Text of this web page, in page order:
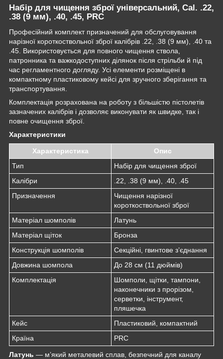
Набір для чищення зброї універсальний, Cal. .22,
.38 (9 мм), .40, .45, PRC
Професійний комплект призначений для обслуговування
нарізної короткоствольної зброї калібрів .22, .38 (9 мм), .40 та
.45. Використовується для повного чищення ствола,
патронника та важкодоступних ділянок після стрільби й під
час регламентного догляду. Усі елементи розміщені в
компактному пластиковому кейсі для зручного зберігання та
транспортування.
Комплектація розрахована на роботу з більшістю пістолетів
зазначених калібрів і дозволяє виконувати як швидке, так і
повне очищення зброї.
Характеристики
Характеристика
Опис
Тип
Набір для чищення зброї
Калібри
.22, .38 (9 мм), .40, .45
Призначення
Чищення нарізної
короткоствольної зброї
Матеріал шомполів
Латунь
Матеріал щіток
Бронза
Конструкція шомполів
Секційні, гвинтове з’єднання
Довжина шомпола
До 28 см (11 дюймів)
Комплектація
Шомполи, щітки, тампони,
наконечники з прорізом,
серветки, інструмент,
пляшечка
Кейс
Пластиковий, компактний
Країна
PRC
Латунь — м’який металевий сплав, безпечний для каналу